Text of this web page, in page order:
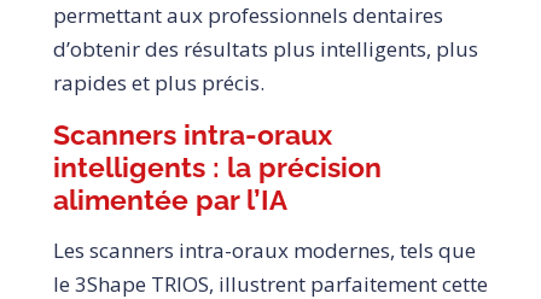
permettant aux professionnels dentaires
d’obtenir des résultats plus intelligents, plus
rapides et plus précis.
Scanners intra-oraux
intelligents : la précision
alimentée par l’IA
Les scanners intra-oraux modernes, tels que
le 3Shape TRIOS, illustrent parfaitement cette